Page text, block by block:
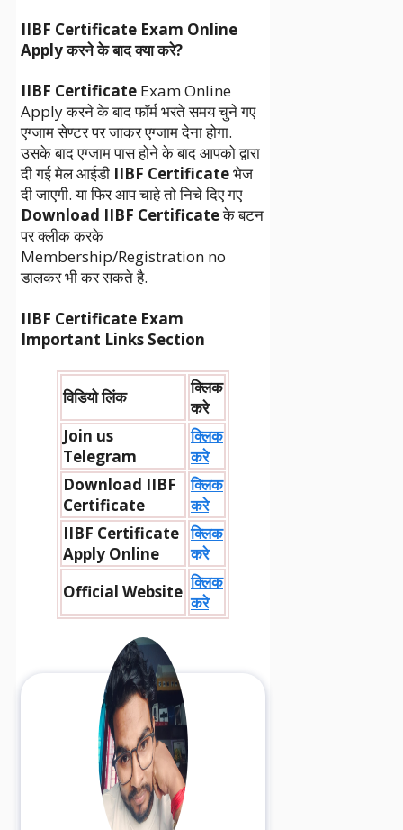
IIBF Certificate Exam Online
Apply करने के बाद क्या करे?
IIBF Certificate Exam Online
Apply करने के बाद फॉर्म भरते समय चुने गए
एग्जाम सेण्टर पर जाकर एग्जाम देना होगा.
उसके बाद एग्जाम पास होने के बाद आपको द्वारा
दी गई मेल आईडी IIBF Certificateभेज
दी जाएगी. या फिर आप चाहे तो निचे दिए गए
Download IIBF Certificateके बटन
पर क्लीक करके
Membership/Registration no
डालकर भी कर सकते है.
IIBF Certificate Exam
Important Links Section
विडियो लिंक
क्लिक
करे
Join us
Telegram
क्लिक
करे
Download IIBF
Certificate
क्लिक
करे
IIBF Certificate
Apply Online
क्लिक
करे
Official Website क्लिक
करे